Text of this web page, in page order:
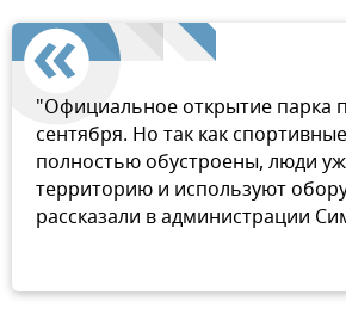
"Официальное открытие парка
сентября. Но так как
полностью обустроены, люди
территорию и используют
рассказали в администрации